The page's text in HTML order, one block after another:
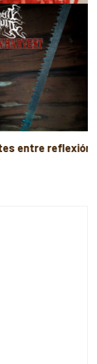
entre reflexión y